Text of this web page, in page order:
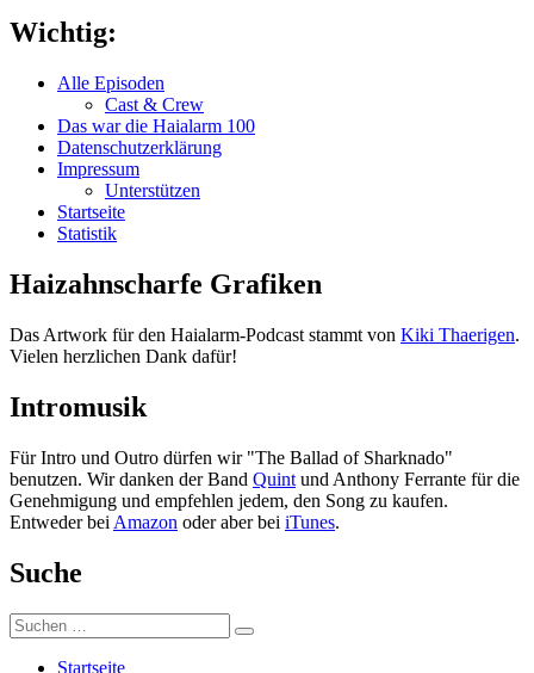
Wichtig:
Alle Episoden
Cast & Crew
Das war die Haialarm 100
Datenschutzerklärung
Impressum
Unterstützen
Startseite
Statistik
Haizahnscharfe Grafiken
Das Artwork für den Haialarm-Podcast stammt von Kiki Thaerigen.
Vielen herzlichen Dank dafür!
Intromusik
Für Intro und Outro dürfen wir "The Ballad of Sharknado"
benutzen. Wir danken der Band Quint und Anthony Ferrante für die
Genehmigung und empfehlen jedem, den Song zu kaufen.
Entweder bei Amazon oder aber bei iTunes.
Suche
Suchen
nach:
Suchen
Startseite